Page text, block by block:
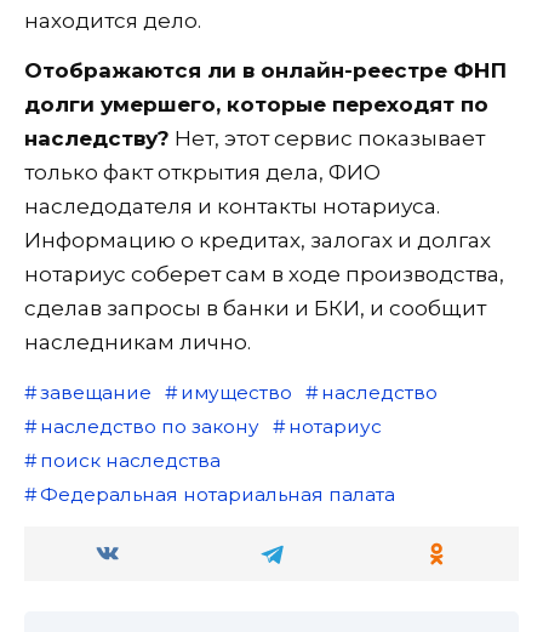
находится дело.
Отображаются ли в онлайн-реестре ФНП
долги умершего, которые переходят по
наследству? Нет, этот сервис показывает
только факт открытия дела, ФИО
наследодателя и контакты нотариуса.
Информацию о кредитах, залогах и долгах
нотариус соберет сам в ходе производства,
сделав запросы в банки и БКИ, и сообщит
наследникам лично.
завещание имущество
наследство
наследство по закону
нотариус
поиск наследства
Федеральная нотариальная палата